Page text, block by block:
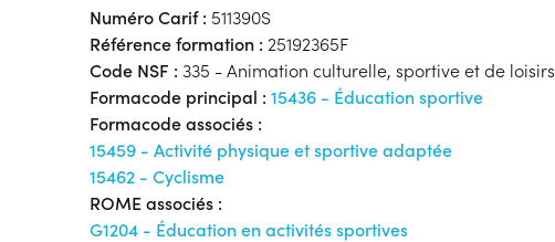
Numéro Carif : 511390S
Référence formation : 25192365F
Code NSF : 335 - Animation culturelle, sportive et de loisirs
Formacode principal : 15436 - Éducation sportive
Formacode associés :
15459 - Activité physique et sportive adaptée
15462 - Cyclisme
ROME associés :
G1204 - Éducation en activités sportives